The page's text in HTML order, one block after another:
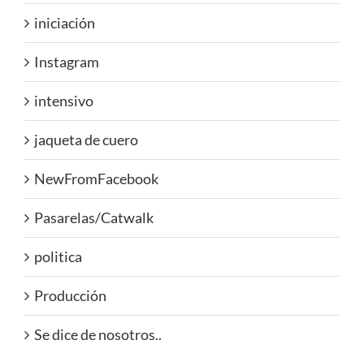
iniciación
Instagram
intensivo
jaqueta de cuero
NewFromFacebook
Pasarelas/Catwalk
politica
Producción
Se dice de nosotros..